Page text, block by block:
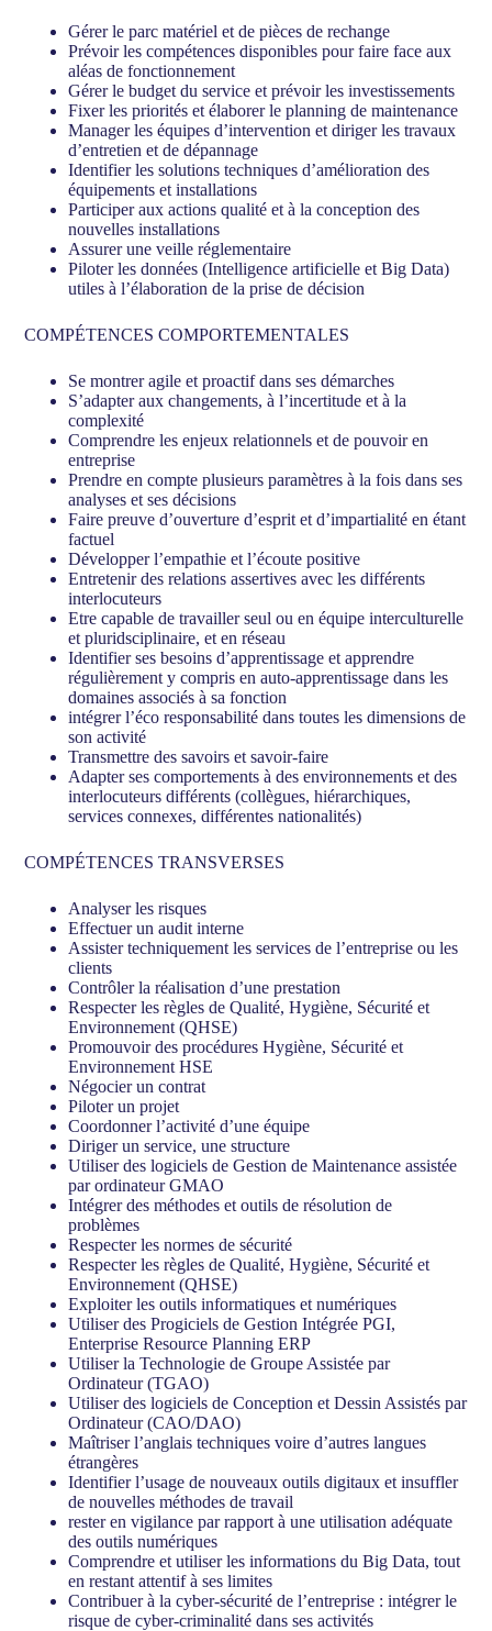
Gérer le parc matériel et de pièces de rechange
Prévoir les compétences disponibles pour faire face aux
aléas de fonctionnement
Gérer le budget du service et prévoir les investissements
Fixer les priorités et élaborer le planning de maintenance
Manager les équipes d’intervention et diriger les travaux
d’entretien et de dépannage
Identifier les solutions techniques d’amélioration des
équipements et installations
Participer aux actions qualité et à la conception des
nouvelles installations
Assurer une veille réglementaire
Piloter les données (Intelligence artificielle et Big Data)
utiles à l’élaboration de la prise de décision
COMPÉTENCES COMPORTEMENTALES
Se montrer agile et proactif dans ses démarches
S’adapter aux changements, à l’incertitude et à la
complexité
Comprendre les enjeux relationnels et de pouvoir en
entreprise
Prendre en compte plusieurs paramètres à la fois dans ses
analyses et ses décisions
Faire preuve d’ouverture d’esprit et d’impartialité en étant
factuel
Développer l’empathie et l’écoute positive
Entretenir des relations assertives avec les différents
interlocuteurs
Etre capable de travailler seul ou en équipe interculturelle
et pluridsciplinaire, et en réseau
Identifier ses besoins d’apprentissage et apprendre
régulièrement y compris en auto-apprentissage dans les
domaines associés à sa fonction
intégrer l’éco responsabilité dans toutes les dimensions de
son activité
Transmettre des savoirs et savoir-faire
Adapter ses comportements à des environnements et des
interlocuteurs différents (collègues, hiérarchiques,
services connexes, différentes nationalités)
COMPÉTENCES TRANSVERSES
Analyser les risques
Effectuer un audit interne
Assister techniquement les services de l’entreprise ou les
clients
Contrôler la réalisation d’une prestation
Respecter les règles de Qualité, Hygiène, Sécurité et
Environnement (QHSE)
Promouvoir des procédures Hygiène, Sécurité et
Environnement HSE
Négocier un contrat
Piloter un projet
Coordonner l’activité d’une équipe
Diriger un service, une structure
Utiliser des logiciels de Gestion de Maintenance assistée
par ordinateur GMAO
Intégrer des méthodes et outils de résolution de
problèmes
Respecter les normes de sécurité
Respecter les règles de Qualité, Hygiène, Sécurité et
Environnement (QHSE)
Exploiter les outils informatiques et numériques
Utiliser des Progiciels de Gestion Intégrée PGI,
Enterprise Resource Planning ERP
Utiliser la Technologie de Groupe Assistée par
Ordinateur (TGAO)
Utiliser des logiciels de Conception et Dessin Assistés par
Ordinateur (CAO/DAO)
Maîtriser l’anglais techniques voire d’autres langues
étrangères
Identifier l’usage de nouveaux outils digitaux et insuffler
de nouvelles méthodes de travail
rester en vigilance par rapport à une utilisation adéquate
des outils numériques
Comprendre et utiliser les informations du Big Data, tout
en restant attentif à ses limites
Contribuer à la cyber-sécurité de l’entreprise : intégrer le
risque de cyber-criminalité dans ses activités